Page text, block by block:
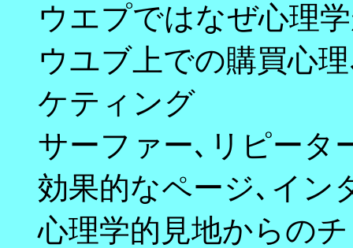
ウエプではなぜ心理
ウユブ上での購買心
ケティング
サーファー､リピータ
効果的なページ､イン
心理学的見地からの